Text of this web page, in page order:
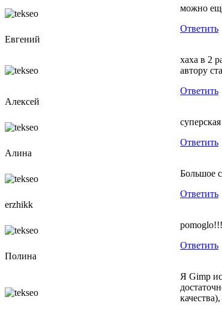
можно
Ответить
Евгений
хаха в 2
автору
Ответить
Алексей
Ответить
Алина
Большое
Ответить
erzhikk
Ответить
Полина
Я Gimp